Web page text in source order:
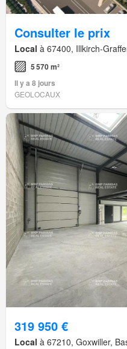
Consulter le prix
Local à 67400, Illkirch-
5 570 m²
Il y a 8 jours
GEOLOCAUX
319 950 €
Local à 67210, Goxwiller,